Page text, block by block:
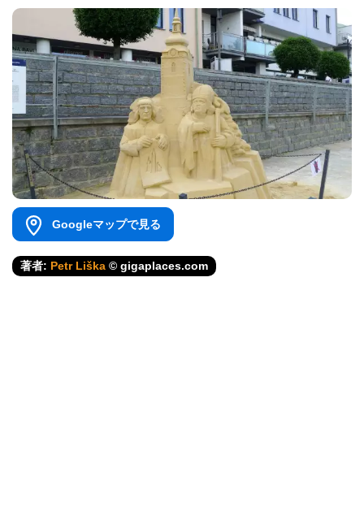
Googleマップで見る
著者: Petr Liška © gigaplaces.com